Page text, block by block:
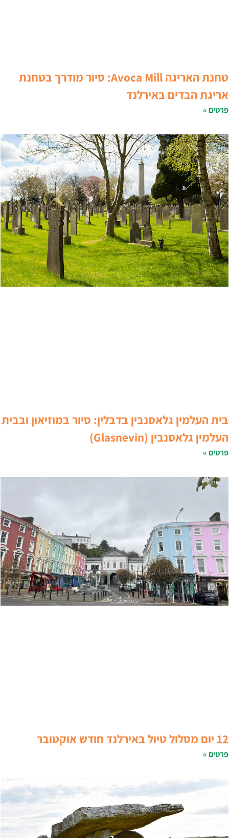
טחנת האריגה Avoca Mill: סיור מודרך בטחנת
אריגת הבדים באירלנד
פרטים »
בית העלמין גלאסנבין בדבלין: סיור במוזיאון ובבית
העלמין גלאסנבין (Glasnevin)
פרטים »
12 יום מסלול טיול באירלנד חודש אוקטובר
פרטים »